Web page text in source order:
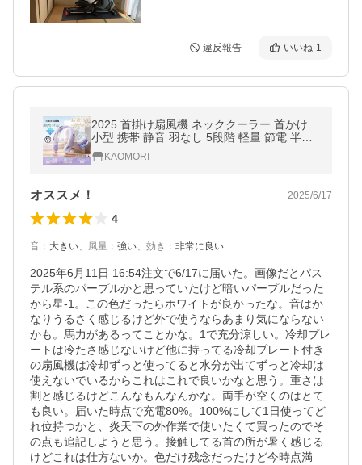
違反報告 いいね 1
2025 首掛け扇風機 ネッククーラー 首かけ
小型 携帯 静音 羽なし 5段階 軽量 節電 半導
体冷却 LED付き 6000mAh 急速充電 暑さ対
策 ギフト 熱中症対策
KAOMORI
オススメ！ 2025/6/17
4
音 ： 大きい、 風量 ： 強い、 効き ： 非常に良い
2025年6月11日 16:54注文で6/17に届いた。画像だとパス
テル系のパープルかと思っていたけど暗いパープルだった
から星-1。この色だったらホワイトが良かったな。音はか
なりうるさく感じるけど外で使うならあまり気にならない
かも。馬力があるってことかな。1で充分涼しい。冷却プレ
ートは冷たさ感じないけど他に持ってる冷却プレート付き
の扇風機は冷却ずっと使ってると水分が出てずっと冷却は
使えないでいるからこれはこれで良いかなと思う。重さは
割と感じるけどこんなもんなんかな。両手が空くのはとて
も良い。届いた時点で充電80%。100%にして1日使ってど
れ位持つかと、炎天下の外作業で使いたくて買ったのでそ
の点も追記しようと思う。接触してる首の所が暑く感じる
けどこれは仕方ないか。色だけ残念だったけど今時点満